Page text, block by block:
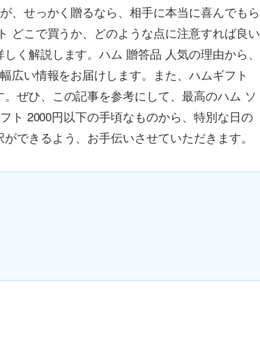
、せっかく贈るなら、相手に本当に喜んでもら
どこで買うか、どのような点に注意すれば良い
く解説します。ハム 贈答品 人気の理由から、
広い情報をお届けします。また、ハムギフト
ぜひ、この記事を参考にして、最高のハム ソ
ト 2000円以下の手頃なものから、特別な日の
できるよう、お手伝いさせていただきます。